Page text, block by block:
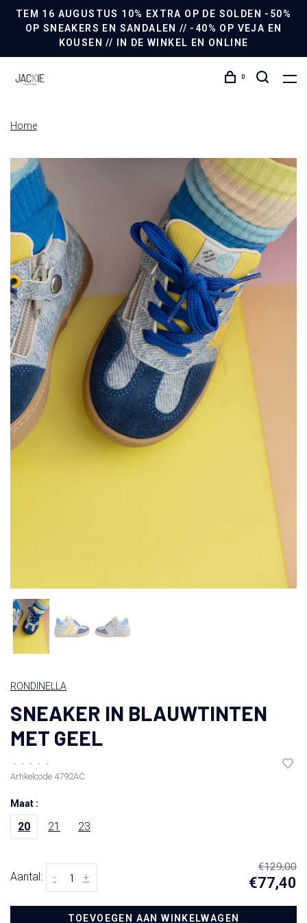
TEM 16 AUGUSTUS 10% EXTRA OP DE SOLDEN -50%
OP SNEAKERS EN SANDALEN // -40% OP VEJA EN
KOUSEN // IN DE WINKEL EN ONLINE
0
Home
RONDINELLA
SNEAKER IN BLAUWTINTEN
MET GEEL
• • • •
•
Artikelcode 4792AC
Maat :
20 21 23
Aantal: +
-
€129,00
€77,40
TOEVOEGEN AAN WINKELWAGEN